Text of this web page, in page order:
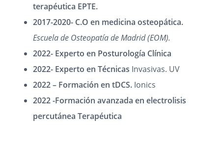
terapéutica EPTE.
2017-2020- C.O en medicina osteopática.
Escuela de Osteopatía de Madrid (EOM).
2022- Experto en Posturología Clínica
2022- Experto en Técnicas Invasivas. UV
2022 – Formación en tDCS.Ionics
2022 -Formación avanzada en electrolisis
percutánea Terapéutica